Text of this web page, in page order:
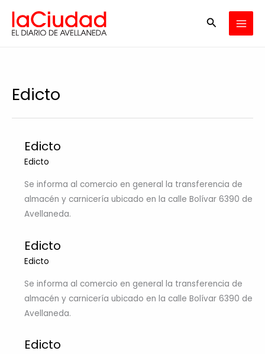
contenido
Buscar
Edicto
Edicto
Edicto
Se informa al comercio en general la transferencia de
almacén y carnicería ubicado en la calle Bolívar 6390 de
Avellaneda.
Edicto
Edicto
Se informa al comercio en general la transferencia de
almacén y carnicería ubicado en la calle Bolívar 6390 de
Avellaneda.
Edicto